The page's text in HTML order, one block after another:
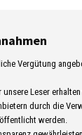
Vergütung
Leser
durch die
werden.